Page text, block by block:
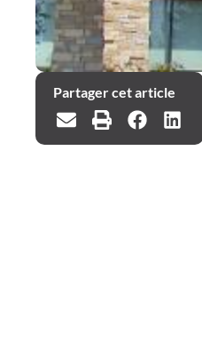
Partager cet article